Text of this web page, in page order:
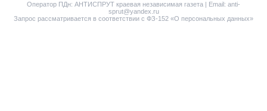
Оператор ПДн: АНТИСПРУТ краевая независимая газета | Email: anti-
sprut@yandex.ru
Запрос рассматривается в соответствии с ФЗ-152 «О персональных данных»